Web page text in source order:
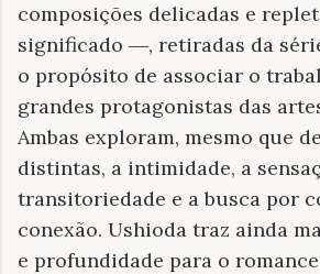
composições delicadas e
significado ―, retiradas da
o propósito de associar o
grandes protagonistas das
Ambas exploram, mesmo que
distintas, a intimidade, a
transitoriedade e a busca por
conexão. Ushioda traz ainda
e profundidade para o